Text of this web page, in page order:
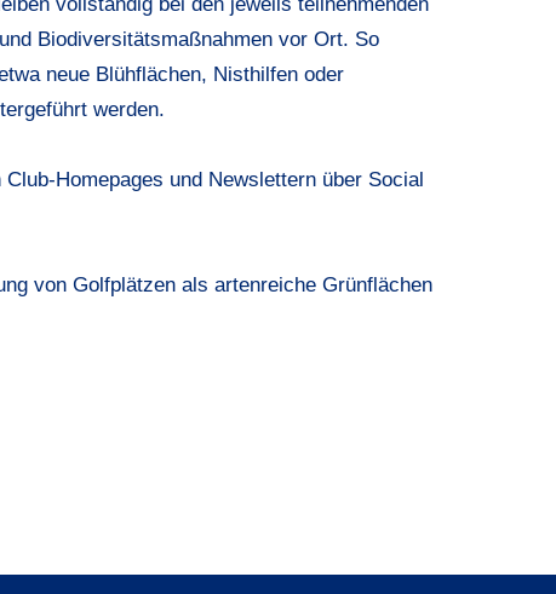
Biodiversitätsmaßnahmen vor Ort. So
neue Blühflächen, Nisthilfen oder
werden.
Homepages und Newslettern über Social
von Golfplätzen als artenreiche Grünflächen